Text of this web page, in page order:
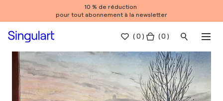
10 % de réduction
pour tout abonnement à la newsletter
(0 ) ( 0 )